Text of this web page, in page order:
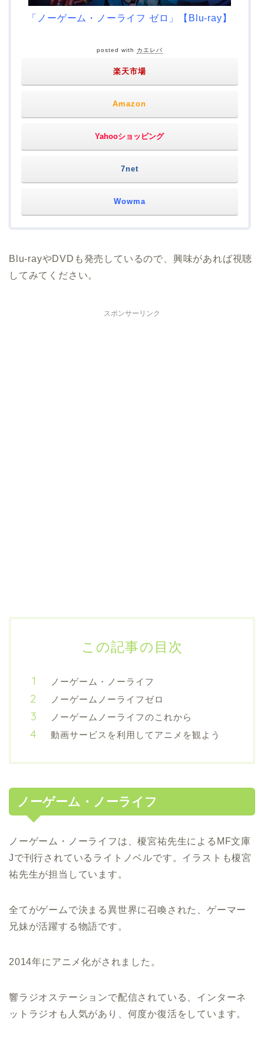
「ノーゲーム・ノーライフ ゼロ」【Blu-ray】
posted with カエレバ
楽天市場
Amazon
Yahooショッピング
7net
Wowma
Blu-rayやDVDも発売しているので、興味があれば視聴
してみてください。
スポンサーリンク
この記事の目次
ノーゲーム・ノーライフ
ノーゲームノーライフゼロ
ノーゲームノーライフのこれから
動画サービスを利用してアニメを観よう
ノーゲーム・ノーライフ
ノーゲーム・ノーライフは、榎宮祐先生によるMF文庫
Jで刊行されているライトノベルです。イラストも榎宮
祐先生が担当しています。
全てがゲームで決まる異世界に召喚された、ゲーマー
兄妹が活躍する物語です。
2014年にアニメ化がされました。
響ラジオステーションで配信されている、インターネ
ットラジオも人気があり、何度か復活をしています。